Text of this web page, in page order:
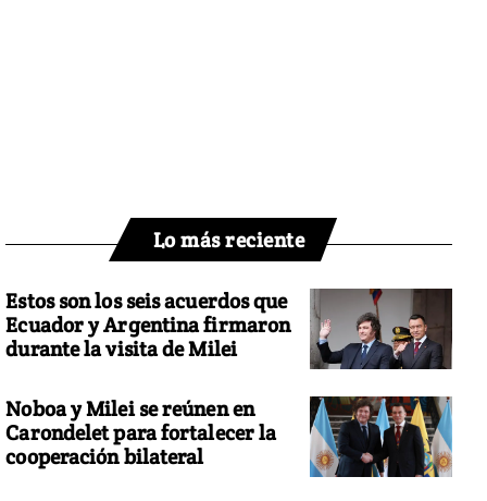
Lo más reciente
Estos son los seis acuerdos que
Ecuador y Argentina firmaron
durante la visita de Milei
Noboa y Milei se reúnen en
Carondelet para fortalecer la
cooperación bilateral